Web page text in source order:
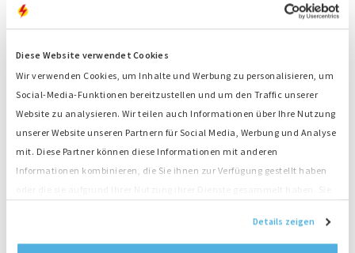
Diese Website verwendet Cookies
Wir verwenden Cookies, um Inhalte und Werbung zu personalisieren, um
Social-Media-Funktionen bereitzustellen und um den Traffic unserer
Website zu analysieren. Wir teilen auch Informationen über Ihre Nutzung
unserer Website unseren Partnern für Social Media, Werbung und Analyse
mit. Diese Partner können diese Informationen mit anderen
Informationen kombinieren, die Sie ihnen zur Verfügung gestellt haben
Details zeigen
Franz Hullegie, Innovationsmanager
bei Bredenoord Apeldoorn
Einweihung der neuen Betriebsstätte Hamburg/Siek
Die Kolleginnen und Kollegen der
#BredenoordFamily
Hamburg
sind hocherfreut über die neuen Räumlichkeiten.
Gebäudegestaltung und dem reibungslosen Umzug
beteiligt.